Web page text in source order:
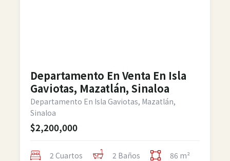
Departamento En Venta En Isla
Gaviotas, Mazatlán, Sinaloa
Departamento En Isla Gaviotas, Mazatlán,
Sinaloa
$2,200,000
2 Cuartos 2 Baños 86 m²